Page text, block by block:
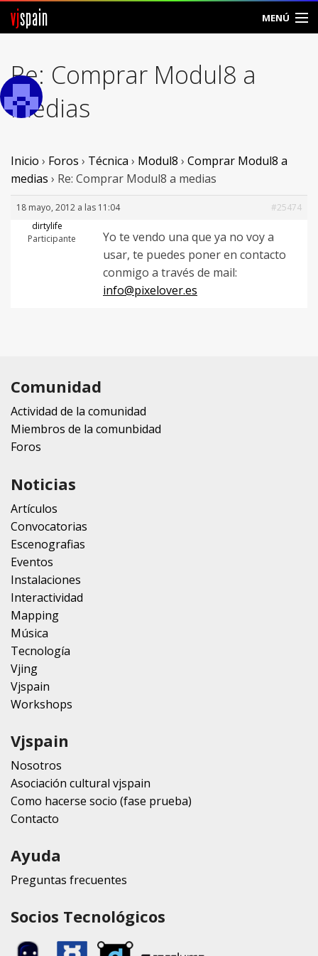
vjspain MENÚ
Foros
Noticias
Vjspain
Ayuda
Contacto
Re: Comprar Modul8 a
medias
Inicio › Foros › Técnica › Modul8 › Comprar Modul8 a
medias › Re: Comprar Modul8 a medias
18 mayo, 2012 a las 11:04
#25474
dirtylife
Participante
Yo te vendo una que ya no voy a
usar, te puedes poner en contacto
conmigo a través de mail:
info@pixelover.es
Comunidad
Actividad de la comunidad
Miembros de la comunbidad
Foros
Noticias
Artículos
Convocatorias
Escenografias
Eventos
Instalaciones
Interactividad
Mapping
Música
Tecnología
Vjing
Vjspain
Workshops
Vjspain
Nosotros
Asociación cultural vjspain
Como hacerse socio (fase prueba)
Contacto
Ayuda
Preguntas frecuentes
Socios Tecnológicos